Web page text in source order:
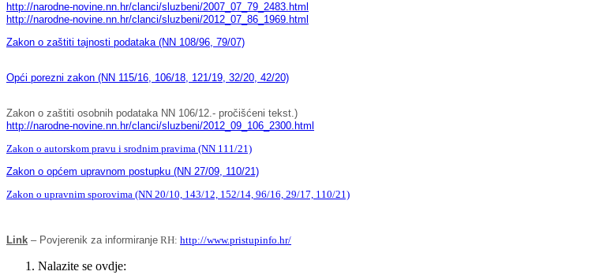
http://narodne-novine.nn.hr/clanci/sluzbeni/2007_07_79_2483.html
http://narodne-novine.nn.hr/clanci/sluzbeni/2012_07_86_1969.html
Zakon o zaštiti tajnosti podataka (NN 108/96, 79/07)
Opći porezni zakon (NN 115/16, 106/18, 121/19, 32/20, 42/20)
Zakon o zaštiti osobnih podataka NN 106/12.- pročišćeni tekst.)
http://narodne-novine.nn.hr/clanci/sluzbeni/2012_09_106_2300.html
Zakon o autorskom pravu i srodnim pravima (NN 111/21)
Zakon o općem upravnom postupku (NN 27/09, 110/21)
Zakon o upravnim sporovima (NN 20/10, 143/12, 152/14, 96/16, 29/17, 110/21)
Link – Povjerenik za informiranje RH: http://www.pristupinfo.hr/
Nalazite se ovdje: